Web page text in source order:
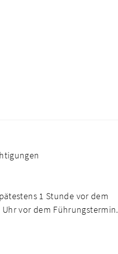
1 Stunde vor dem
Uhr vor dem Führungstermin.